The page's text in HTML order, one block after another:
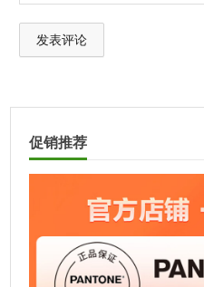
l
促销推荐